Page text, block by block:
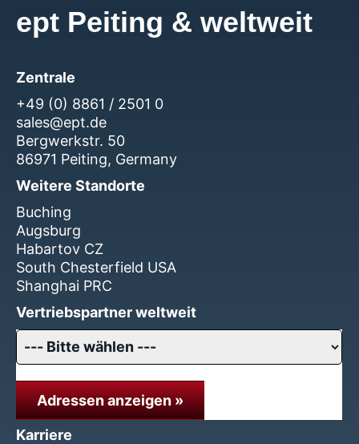
ept Peiting & weltweit
Zentrale
+49 (0) 8861 / 2501 0
sales@ept.de
Bergwerkstr. 50
86971 Peiting, Germany
Weitere Standorte
Buching
Augsburg
Habartov CZ
South Chesterfield USA
Shanghai PRC
Vertriebspartner weltweit
Adressen anzeigen »
Karriere